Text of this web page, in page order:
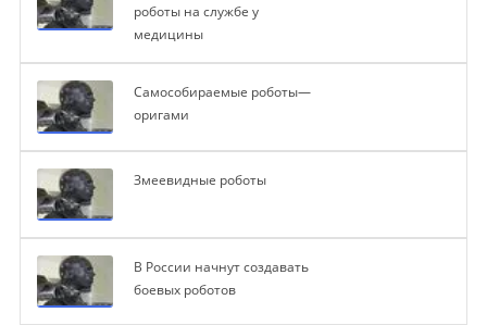
роботы на службе у
медицины
Cамособираемые роботы—
оригами
Змеевидные роботы
В России начнут создавать
боевых роботов